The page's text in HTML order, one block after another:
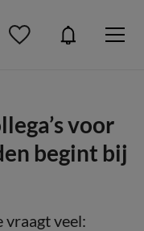
voor
begint bij
vraagt veel: